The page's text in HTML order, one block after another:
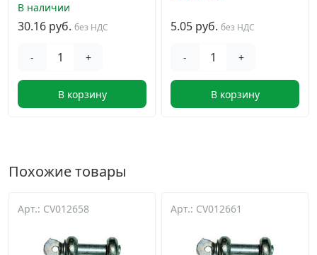
В наличии
30.16 руб. без НДС
- +
В корзину
5.05 руб. без НДС
- +
В корзину
Похожие товары
Арт.: CV012658 Арт.: CV012661